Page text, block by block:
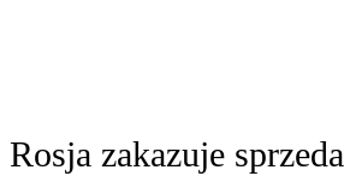
Rosja zakazuje